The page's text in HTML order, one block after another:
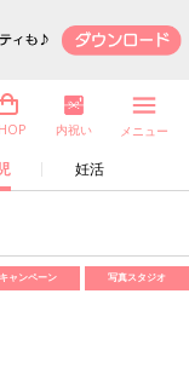
妊活
内祝い メニュー
キャンペーン 写真スタジオ